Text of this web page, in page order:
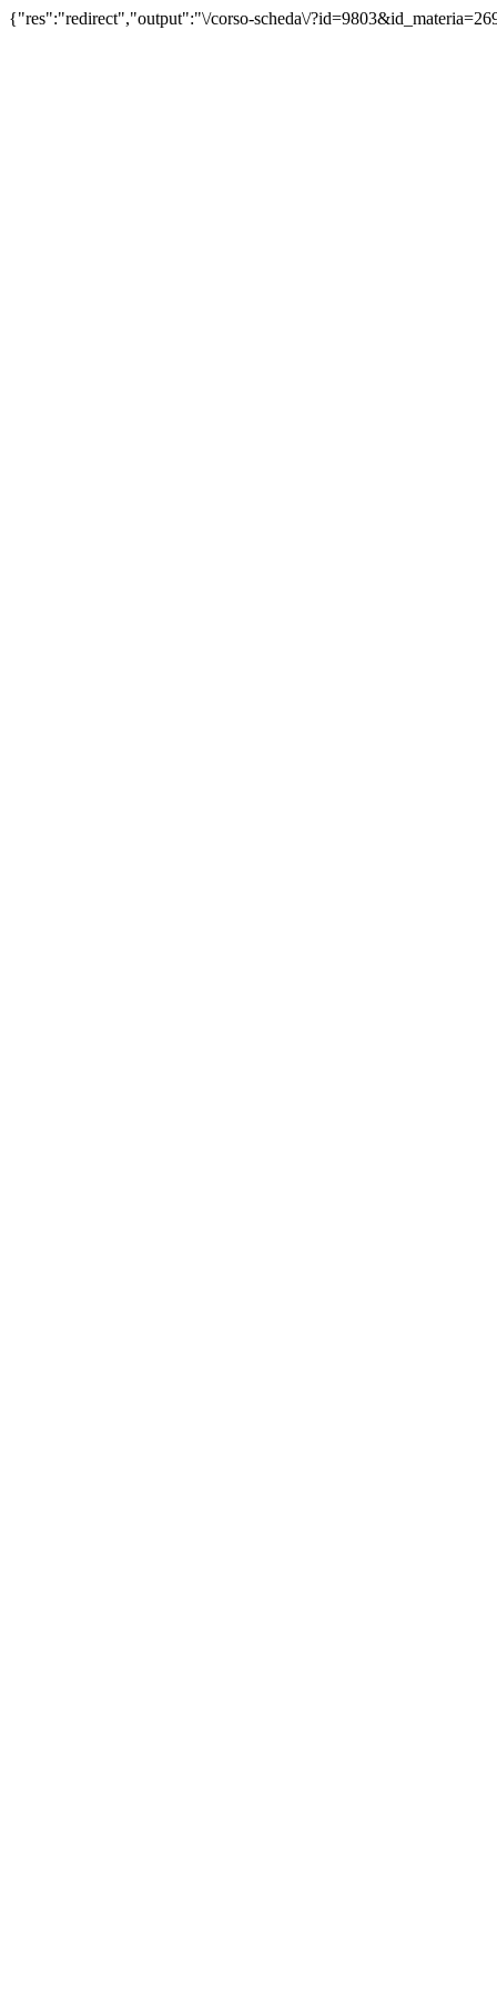
{"res":"redirect","output":"\/corso-scheda\/